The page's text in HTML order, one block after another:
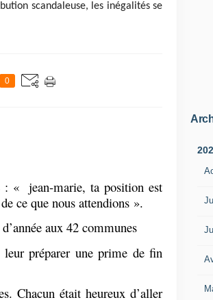
scandaleuse, les inégalités se
0
: « jean-marie, ta position est
ce que nous attendions ».
aux 42 communes
préparer une prime de fin
Chacun était heureux d’aller